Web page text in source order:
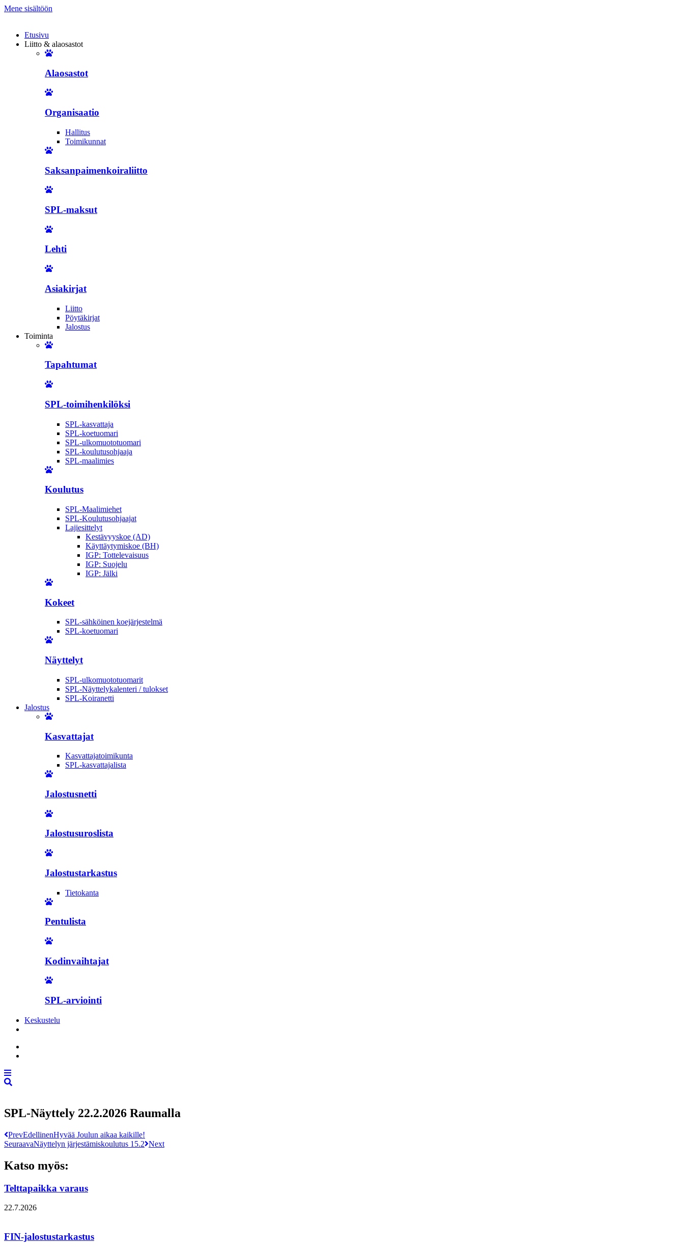
Mene sisältöön
Etusivu
Liitto & alaosastot
Alaosastot
Organisaatio
Hallitus
Toimikunnat
Saksanpaimenkoiraliitto
SPL-maksut
Lehti
Asiakirjat
Liitto
Pöytäkirjat
Jalostus
Toiminta
Tapahtumat
SPL-toimihenkilöksi
SPL-kasvattaja
SPL-koetuomari
SPL-ulkomuototuomari
SPL-koulutusohjaaja
SPL-maalimies
Koulutus
SPL-Maalimiehet
SPL-Koulutusohjaajat
Lajiesittelyt
Kestävyyskoe (AD)
Käyttäytymiskoe (BH)
IGP: Tottelevaisuus
IGP: Suojelu
IGP: Jälki
Kokeet
SPL-sähköinen koejärjestelmä
SPL-koetuomari
Näyttelyt
SPL-ulkomuototuomarit
SPL-Näyttelykalenteri / tulokset
SPL-Koiranetti
Jalostus
Kasvattajat
Kasvattajatoimikunta
SPL-kasvattajalista
Jalostusnetti
Jalostusuroslista
Jalostustarkastus
Tietokanta
Pentulista
Kodinvaihtajat
SPL-arviointi
Keskustelu
SPL-Näyttely 22.2.2026 Raumalla
PrevEdellinenHyvää Joulun aikaa kaikille!
SeuraavaNäyttelyn järjestämiskoulutus 15.2 Next
Katso myös:
Telttapaikka varaus
22.7.2026
FIN-jalostustarkastus